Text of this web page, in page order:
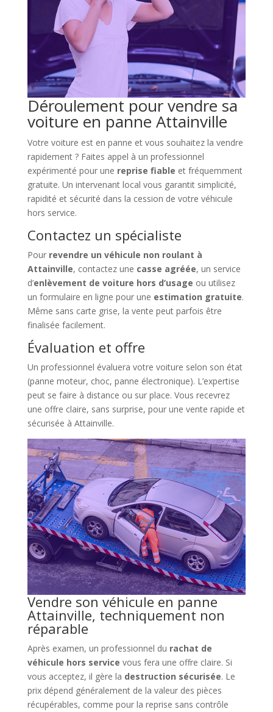
Déroulement pour vendre sa
voiture en panne Attainville
Votre voiture est en panne et vous souhaitez la vendre
rapidement ? Faites appel à un professionnel
expérimenté pour une reprise fiable et fréquemment
gratuite. Un intervenant local vous garantit simplicité,
rapidité et sécurité dans la cession de votre véhicule
hors service.
Contactez un spécialiste
Pour revendre un véhicule non roulant à
Attainville, contactez une casse agréée, un service
d’enlèvement de voiture hors d’usage ou utilisez
un formulaire en ligne pour une estimation gratuite.
Même sans carte grise, la vente peut parfois être
finalisée facilement.
Évaluation et offre
Un professionnel évaluera votre voiture selon son état
(panne moteur, choc, panne électronique). L’expertise
peut se faire à distance ou sur place. Vous recevrez
une offre claire, sans surprise, pour une vente rapide et
sécurisée à Attainville.
Vendre son véhicule en panne
Attainville, techniquement non
réparable
Après examen, un professionnel du rachat de
véhicule hors service vous fera une offre claire. Si
vous acceptez, il gère la destruction sécurisée. Le
prix dépend généralement de la valeur des pièces
récupérables, comme pour la reprise sans contrôle